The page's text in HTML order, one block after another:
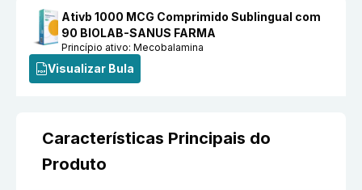
Ativb 1000 MCG Comprimido Sublingual com
90 BIOLAB-SANUS FARMA
Princípio ativo:Mecobalamina
Visualizar Bula
Características Principais do
Produto